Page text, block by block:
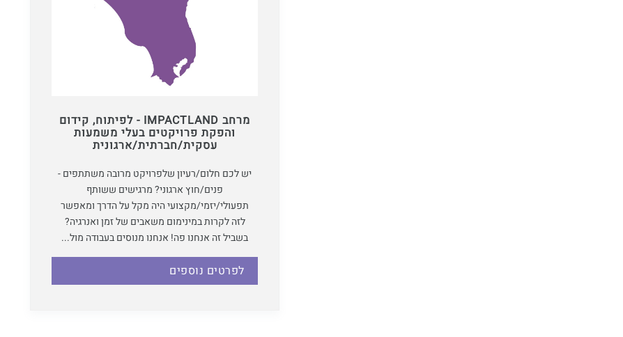
מרחב IMPACTLAND - לפיתוח, קידום
והפקת פרויקטים בעלי משמעות
עסקית/חברתית/ארגונית
יש לכם חלום/רעיון שלפרויקט מרובה משתתפים -
פנים/חוץ ארגוני? מרגישים ששותף
תפעולי/יזמי/מקצועי היה מקל על הדרך ומאפשר
לזה לקרות במינימום משאבים של זמן ואנרגיה?
בשביל זה אנחנו פה! אנחנו מנוסים בעבודה מול...
לפרטים נוספים